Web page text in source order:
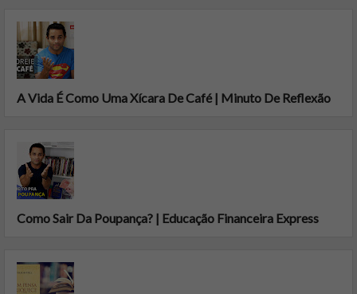
A Vida É Como Uma Xícara De Café | Minuto De Reflexão
Como Sair Da Poupança? | Educação Financeira Express